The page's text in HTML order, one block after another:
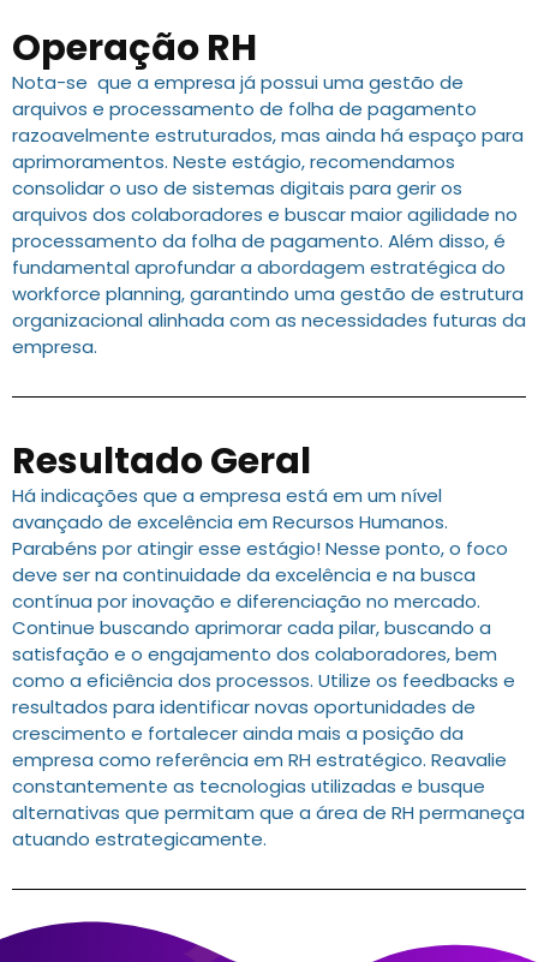
Operação RH
Nota-se que a empresa já possui uma gestão de
arquivos e processamento de folha de pagamento
razoavelmente estruturados, mas ainda há espaço para
aprimoramentos. Neste estágio, recomendamos
consolidar o uso de sistemas digitais para gerir os
arquivos dos colaboradores e buscar maior agilidade no
processamento da folha de pagamento. Além disso, é
fundamental aprofundar a abordagem estratégica do
workforce planning, garantindo uma gestão de estrutura
organizacional alinhada com as necessidades futuras da
empresa.
Resultado Geral
Há indicações que a empresa está em um nível
avançado de excelência em Recursos Humanos.
Parabéns por atingir esse estágio! Nesse ponto, o foco
deve ser na continuidade da excelência e na busca
contínua por inovação e diferenciação no mercado.
Continue buscando aprimorar cada pilar, buscando a
satisfação e o engajamento dos colaboradores, bem
como a eficiência dos processos. Utilize os feedbacks e
resultados para identificar novas oportunidades de
crescimento e fortalecer ainda mais a posição da
empresa como referência em RH estratégico. Reavalie
constantemente as tecnologias utilizadas e busque
alternativas que permitam que a área de RH permaneça
atuando estrategicamente.